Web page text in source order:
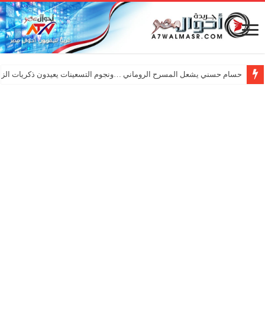
حسام حسني يشعل المسرح الروماني …ونجوم التسعينات يعيدون ذكريات